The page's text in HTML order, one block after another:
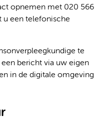
opnemen met 020 566
u een telefonische
te
een bericht via uw eigen
in de digitale omgeving